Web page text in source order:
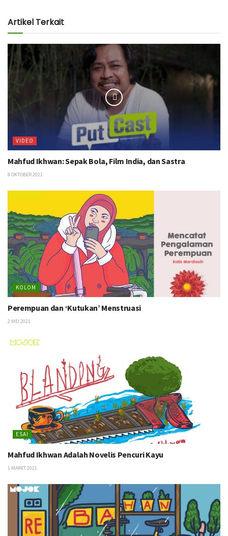
Artikel Terkait
VIDEO
Mahfud Ikhwan: Sepak Bola, Film India, dan Sastra
8 OKTOBER 2021
KOLOM
Perempuan dan ‘Kutukan’ Menstruasi
2 MEI 2021
ESAI
Mahfud Ikhwan Adalah Novelis Pencuri Kayu
1 MARET 2021